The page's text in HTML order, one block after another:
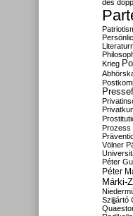
des
Krieg
Prozess
Völner
Péter
Péter
Márki-
Szijjártó